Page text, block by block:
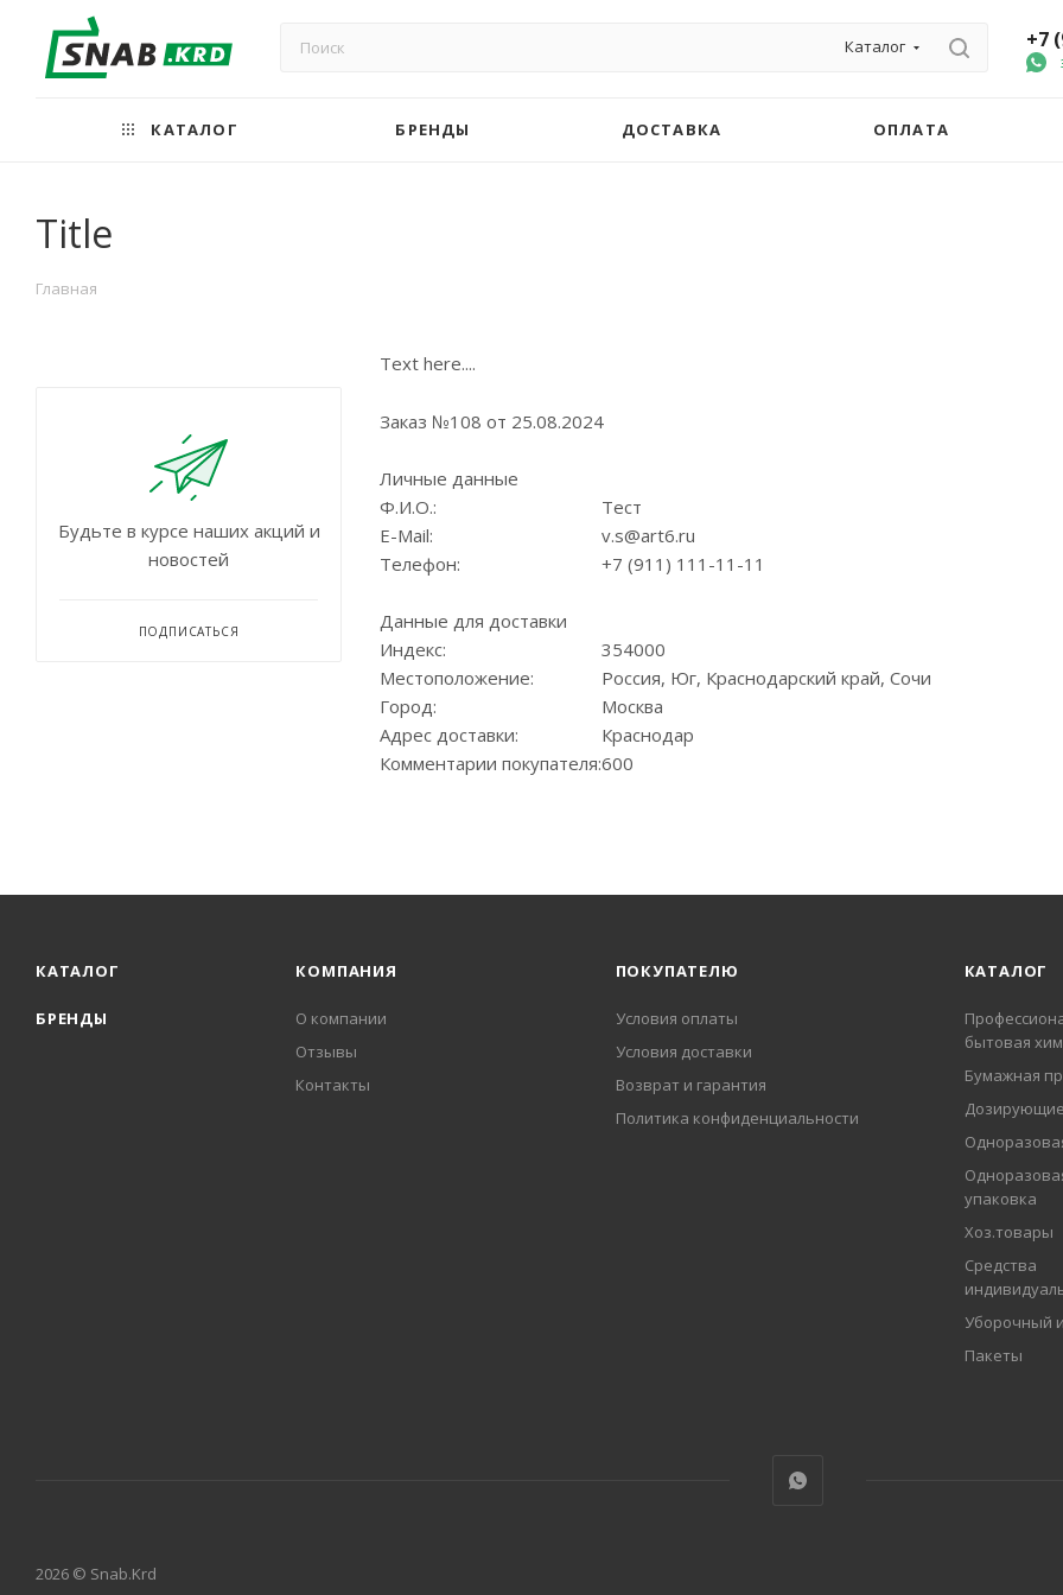
Каталог +7
КАТАЛОГ БРЕНДЫ ДОСТАВКА ОПЛАТА
Title
Главная
Text here....
Заказ №108 от 25.08.2024
Личные данные
Ф.И.О.:
Тест
E-Mail:
v.s@art6.ru
Телефон:
+7 (911) 111-11-11
Данные для доставки
Индекс:
354000
Местоположение:
Россия, Юг, Краснодарский край, Сочи
Город:
Москва
Адрес доставки:
Краснодар
Комментарии покупателя:600
Будьте в курсе наших акций и
новостей
ПОДПИСАТЬСЯ
КАТАЛОГ
БРЕНДЫ
КОМПАНИЯ
О компании
Отзывы
Контакты
ПОКУПАТЕЛЮ
Условия оплаты
Условия доставки
Возврат и гарантия
Политика конфиденциальности
КАТАЛОГ
бытовая
Бумажная
упаковка
Хоз.товары
Средства
Уборочный
Пакеты
2026 © Snab.Krd